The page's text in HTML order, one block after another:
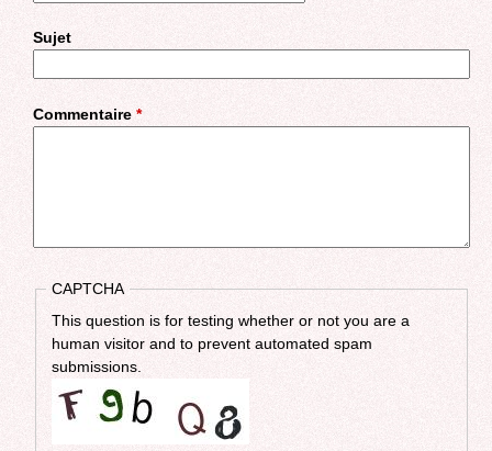
Sujet
Commentaire *
CAPTCHA
This question is for testing whether or not you are a
human visitor and to prevent automated spam
submissions.